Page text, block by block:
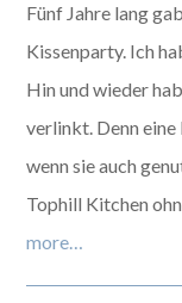
Fünf Jahre lang
Kissenparty. Ich
Hin und wieder
verlinkt. Denn
wenn sie auch
Tophill Kitchen
more…